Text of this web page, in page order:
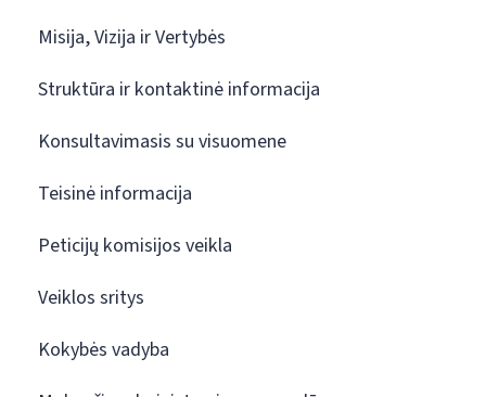
Misija, Vizija ir Vertybės
Struktūra ir kontaktinė informacija
Konsultavimasis su visuomene
Teisinė informacija
Peticijų komisijos veikla
Veiklos sritys
Kokybės vadyba